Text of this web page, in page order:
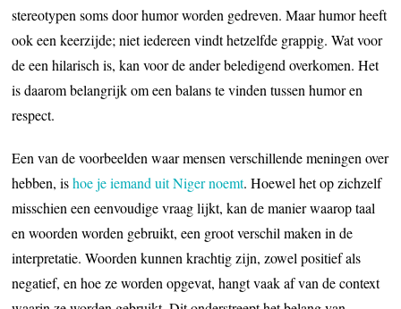
stereotypen soms door humor worden gedreven. Maar humor heeft
ook een keerzijde; niet iedereen vindt hetzelfde grappig. Wat voor
de een hilarisch is, kan voor de ander beledigend overkomen. Het
is daarom belangrijk om een balans te vinden tussen humor en
respect.
Een van de voorbeelden waar mensen verschillende meningen over
hebben, ishoe je iemand uit Niger noemt. Hoewel het op zichzelf
misschien een eenvoudige vraag lijkt, kan de manier waarop taal
en woorden worden gebruikt, een groot verschil maken in de
interpretatie. Woorden kunnen krachtig zijn, zowel positief als
negatief, en hoe ze worden opgevat, hangt vaak af van de context